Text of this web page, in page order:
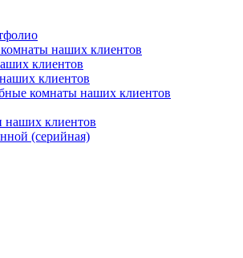
наших клиентов
клиентов
клиентов
комнаты наших клиентов
наших клиентов
(серийная)